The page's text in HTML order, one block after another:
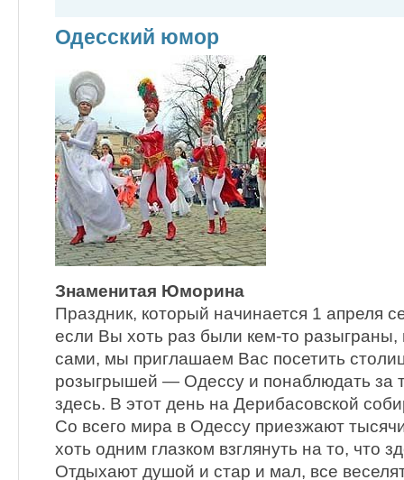
Одесский юмор
Знаменитая Юморина
Праздник, который начинается 1 апреля
если Вы хоть раз были кем-то разыграны,
сами, мы приглашаем Вас посетить
розыгрышей — Одессу и понаблюдать за
здесь. В этот день на Дерибасовской
Со всего мира в Одессу приезжают
хоть одним глазком взглянуть на то, что
Отдыхают душой и стар и мал, все